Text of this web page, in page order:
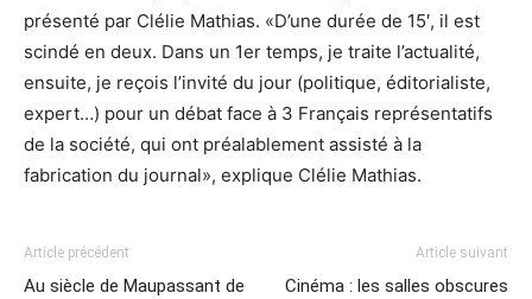
présenté par Clélie Mathias. «D’une durée de 15′, il est
scindé en deux. Dans un 1er temps, je traite l’actualité,
ensuite, je reçois l’invité du jour (politique, éditorialiste,
expert…) pour un débat face à 3 Français représentatifs
de la société, qui ont préalablement assisté à la
fabrication du journal», explique Clélie Mathias.
Article précédent
Au siècle de Maupassant de
Article suivant
Cinéma : les salles obscures